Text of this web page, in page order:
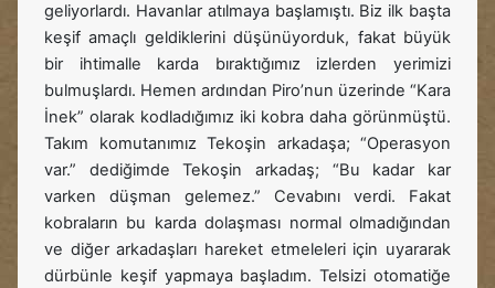
geliyorlardı. Havanlar atılmaya başlamıştı. Biz ilk başta
keşif amaçlı geldiklerini düşünüyorduk, fakat büyük
bir ihtimalle karda bıraktığımız izlerden yerimizi
bulmuşlardı. Hemen ardından Piro’nun üzerinde “Kara
İnek” olarak kodladığımız iki kobra daha görünmüştü.
Takım komutanımız Tekoşin arkadaşa; “Operasyon
var.” dediğimde Tekoşin arkadaş; “Bu kadar kar
varken düşman gelemez.” Cevabını verdi. Fakat
kobraların bu karda dolaşması normal olmadığından
ve diğer arkadaşları hareket etmeleleri için uyararak
dürbünle keşif yapmaya başladım. Telsizi otomatiğe